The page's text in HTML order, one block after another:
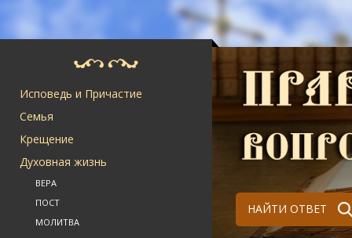
Исповедь и Причастие
Семья
Крещение
Духовная жизнь
ВЕРА
ПОСТ
МОЛИТВА
НАЙТИ ОТВЕТ